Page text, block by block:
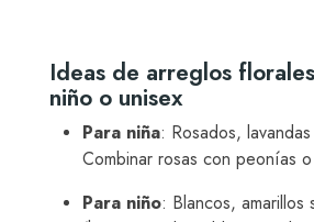
Ideas de arreglos
niño o unisex
Para niña: Rosados,
Combinar rosas con peonías o
Para niño: Blancos, amarillos